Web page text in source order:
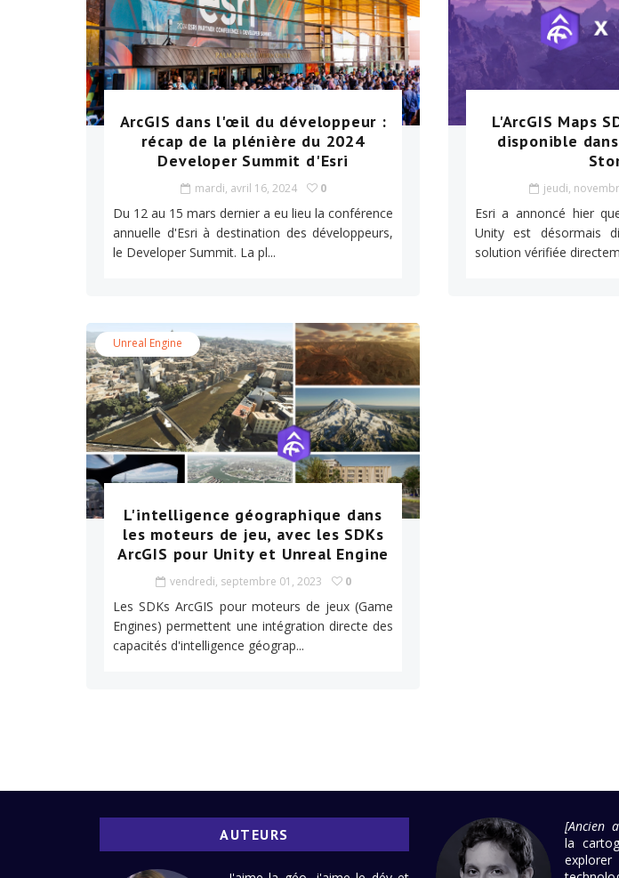
ArcGIS dans l'œil du développeur :
récap de la plénière du 2024
Developer Summit d'Esri
mardi, avril 16, 2024 0
Du 12 au 15 mars dernier a eu lieu la conférence
annuelle d'Esri à destination des développeurs,
le Developer Summit. La pl...
L'ArcGIS Maps
disponible
jeudi,
Esri a annoncé hier
Unity est désormais
solution vérifiée
Unreal Engine
L'intelligence géographique dans
les moteurs de jeu, avec les SDKs
ArcGIS pour Unity et Unreal Engine
vendredi, septembre 01, 2023 0
Les SDKs ArcGIS pour moteurs de jeux (Game
Engines) permettent une intégration directe des
capacités d'intelligence géograp...
AUTEURS [Ancien
la